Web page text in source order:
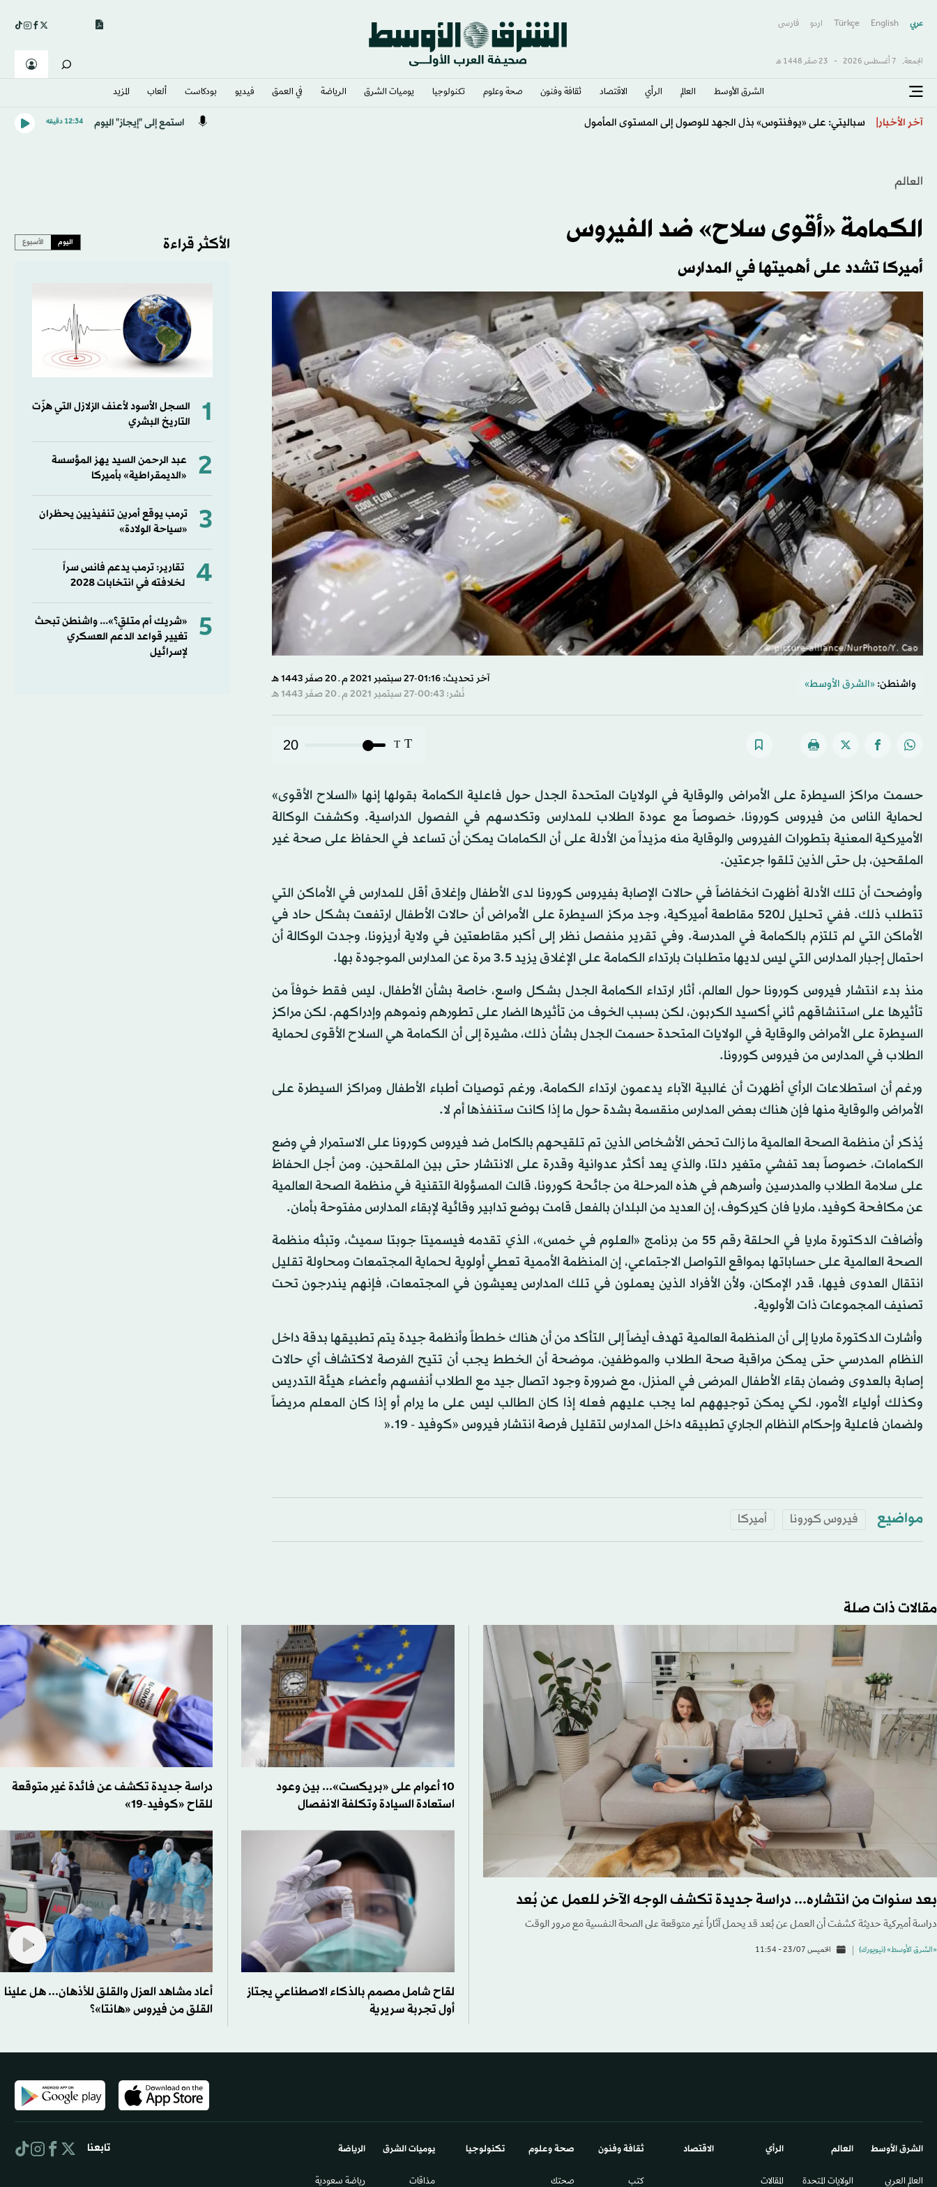
عربي English
Türkçe اردو فارسى
الجمعة, 7 أغسطس 2026 - 23 صفَر 1448 هـ
الشرق الأوسط​ العالم الرأي الاقتصاد ثقافة وفنون صحة وعلوم تكنولوجيا يوميات الشرق​ الرياضة في العمق فيديو بودكاست ألعاب المزيد
آخر الأخبار سباليتي: على «يوفنتوس» بذل الجهد للوصول إلى المستوى المأمول استمع إلى "إيجاز" اليوم 12:34 دقيقه
العالم
الكمامة «أقوى سلاح» ضد الفيروس
أميركا تشدد على أهميتها في المدارس
واشنطن: «الشرق الأوسط»
آخر تحديث: 01:16-27 سبتمبر 2021 م ـ 20 صفَر 1443 هـ
نُشر: 00:43-27 سبتمبر 2021 م ـ 20 صفَر 1443 هـ
T
T
20
حسمت مراكز السيطرة على الأمراض والوقاية في الولايات المتحدة الجدل حول فاعلية الكمامة بقولها إنها «السلاح الأقوى»
لحماية الناس من فيروس كورونا، خصوصاً مع عودة الطلاب للمدارس وتكدسهم في الفصول الدراسية. وكشفت الوكالة
الأميركية المعنية بتطورات الفيروس والوقاية منه مزيداً من الأدلة على أن الكمامات يمكن أن تساعد في الحفاظ على صحة غير
الملقحين، بل حتى الذين تلقوا جرعتين.
وأوضحت أن تلك الأدلة أظهرت انخفاضاً في حالات الإصابة بفيروس كورونا لدى الأطفال وإغلاق أقل للمدارس في الأماكن التي
تتطلب ذلك. ففي تحليل لـ520 مقاطعة أميركية، وجد مركز السيطرة على الأمراض أن حالات الأطفال ارتفعت بشكل حاد في
الأماكن التي لم تلتزم بالكمامة في المدرسة. وفي تقرير منفصل نظر إلى أكبر مقاطعتين في ولاية أريزونا، وجدت الوكالة أن
احتمال إجبار المدارس التي ليس لديها متطلبات بارتداء الكمامة على الإغلاق يزيد 3.5 مرة عن المدارس الموجودة بها.
منذ بدء انتشار فيروس كورونا حول العالم، أثار ارتداء الكمامة الجدل بشكل واسع، خاصة بشأن الأطفال، ليس فقط خوفاً من
تأثيرها على استنشاقهم ثاني أكسيد الكربون، لكن بسبب الخوف من تأثيرها الضار على تطورهم ونموهم وإدراكهم. لكن مراكز
السيطرة على الأمراض والوقاية في الولايات المتحدة حسمت الجدل بشأن ذلك، مشيرة إلى أن الكمامة هي السلاح الأقوى لحماية
الطلاب في المدارس من فيروس كورونا.
ورغم أن استطلاعات الرأي أظهرت أن غالبية الآباء يدعمون ارتداء الكمامة، ورغم توصيات أطباء الأطفال ومراكز السيطرة على
الأمراض والوقاية منها فإن هناك بعض المدارس منقسمة بشدة حول ما إذا كانت ستنفذها أم لا.
يُذكر أن منظمة الصحة العالمية ما زالت تحض الأشخاص الذين تم تلقيحهم بالكامل ضد فيروس كورونا على الاستمرار في وضع
الكمامات، خصوصاً بعد تفشي متغير دلتا، والذي يعد أكثر عدوانية وقدرة على الانتشار حتى بين الملقحين. ومن أجل الحفاظ
على سلامة الطلاب والمدرسين وأسرهم في هذه المرحلة من جائحة كورونا، قالت المسؤولة التقنية في منظمة الصحة العالمية
عن مكافحة كوفيد، ماريا فان كيركوف، إن العديد من البلدان بالفعل قامت بوضع تدابير وقائية لإبقاء المدارس مفتوحة بأمان.
وأضافت الدكتورة ماريا في الحلقة رقم 55 من برنامج «العلوم في خمس»، الذي تقدمه فيسميتا جوبتا سميث، وتبثه منظمة
الصحة العالمية على حساباتها بمواقع التواصل الاجتماعي، إن المنظمة الأممية تعطي أولوية لحماية المجتمعات ومحاولة تقليل
انتقال العدوى فيها، قدر الإمكان، ولأن الأفراد الذين يعملون في تلك المدارس يعيشون في المجتمعات، فإنهم يندرجون تحت
تصنيف المجموعات ذات الأولوية.
وأشارت الدكتورة ماريا إلى أن المنظمة العالمية تهدف أيضاً إلى التأكد من أن هناك خططاً وأنظمة جيدة يتم تطبيقها بدقة داخل
النظام المدرسي حتى يمكن مراقبة صحة الطلاب والموظفين، موضحة أن الخطط يجب أن تتيح الفرصة لاكتشاف أي حالات
إصابة بالعدوى وضمان بقاء الأطفال المرضى في المنزل، مع ضرورة وجود اتصال جيد مع الطلاب أنفسهم وأعضاء هيئة التدريس
وكذلك أولياء الأمور، لكي يمكن توجيههم لما يجب عليهم فعله إذا كان الطالب ليس على ما يرام أو إذا كان المعلم مريضاً
ولضمان فاعلية وإحكام النظام الجاري تطبيقه داخل المدارس لتقليل فرصة انتشار فيروس «كوفيد - 19.«
مواضيع فيروس كورونا أميركا
الأكثر قراءة اليوم الأسبوع
1
السجل الأسود لأعنف الزلازل التي هزّت
التاريخ البشري
2
عبد الرحمن السيد يهز المؤسسة
«الديمقراطية» بأميركا
3
ترمب يوقع أمرين تنفيذيين يحظران
«سياحة الولادة»
4
تقارير: ترمب يدعم فانس سراً
لخلافته في انتخابات 2028
5
«شريك أم متلقٍ؟»... واشنطن تبحث
تغيير قواعد الدعم العسكري
لإسرائيل
مقالات ذات صلة
بعد سنوات من انتشاره... دراسة جديدة تكشف الوجه الآخر للعمل عن بُعد
دراسة أميركية حديثة كشفت أن العمل عن بُعد قد يحمل آثاراً غير متوقعة على الصحة النفسية مع مرور الوقت
«الشرق الأوسط» (نيويورك) الخميس 23/07 - 11:54
10 أعوام على «بريكست»... بين وعود
استعادة السيادة وتكلفة الانفصال
دراسة جديدة تكشف عن فائدة غير متوقعة
للقاح «كوفيد-19»
لقاح شامل مصمم بالذكاء الاصطناعي يجتاز
أول تجربة سريرية
أعاد مشاهد العزل والقلق للأذهان... هل علينا
القلق من فيروس «هانتا»؟
الشرق الأوسط​
العالم العربي
العالم
الولايات المتحدة
الرأي
المقالات
الاقتصاد ثقافة وفنون
كتب
صحة وعلوم
صحتك
تكنولوجيا يوميات الشرق​
مذاقات
الرياضة
رياضة سعودية
تابعنا